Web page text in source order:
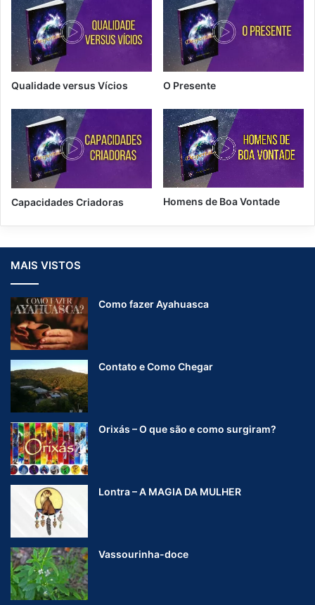
Qualidade versus Vícios O Presente
Capacidades Criadoras Homens de Boa Vontade
MAIS VISTOS
Como fazer Ayahuasca
Contato e Como Chegar
Orixás – O que são e como surgiram?
Lontra – A MAGIA DA MULHER
Vassourinha-doce